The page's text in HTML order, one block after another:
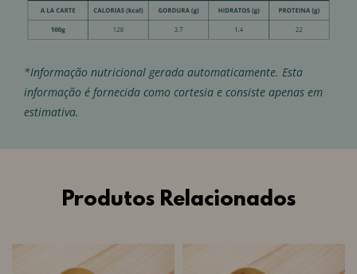
*Informação nutricional gerada automaticamente. Esta
informação é fornecida como cortesia e consiste apenas em
estimativa.
Produtos Relacionados